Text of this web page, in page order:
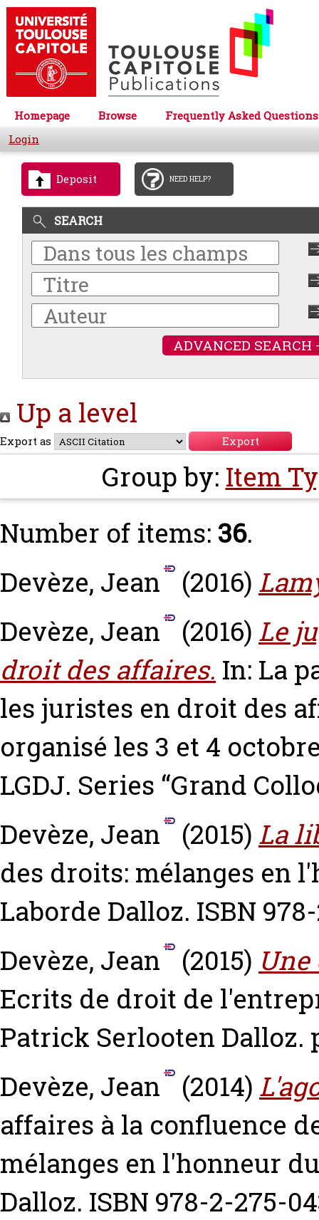
Homepage Browse
Frequently Asked Questions
Login
Deposit NEED HELP?
SEARCH
ADVANCED SEARCH
Up a level
Export as
Group by: Item
Number of items: 36.
Devèze, Jean
(2016)
Devèze, Jean
(2016) Le
droit des affaires. In: La
les juristes en droit des
organisé les 3 et 4
LGDJ. Series “Grand
Devèze, Jean
(2015) La
des droits: mélanges en
Laborde Dalloz. ISBN
Devèze, Jean
(2015)
Ecrits de droit de
Patrick Serlooten Dalloz.
Devèze, Jean
(2014)
affaires à la confluence
mélanges en l'honneur
Dalloz. ISBN 978-2-275-